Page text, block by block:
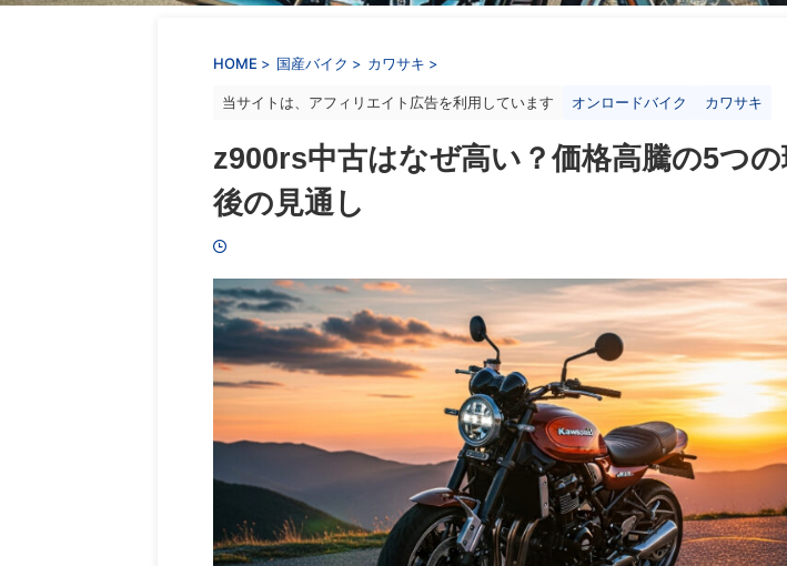
HOME > 国産バイク > カワサキ >
当サイトは、アフィリエイト広告を利用しています オンロードバイク カワサキ
z900rs中古はなぜ高い？価格高騰の5つ
後の見通し